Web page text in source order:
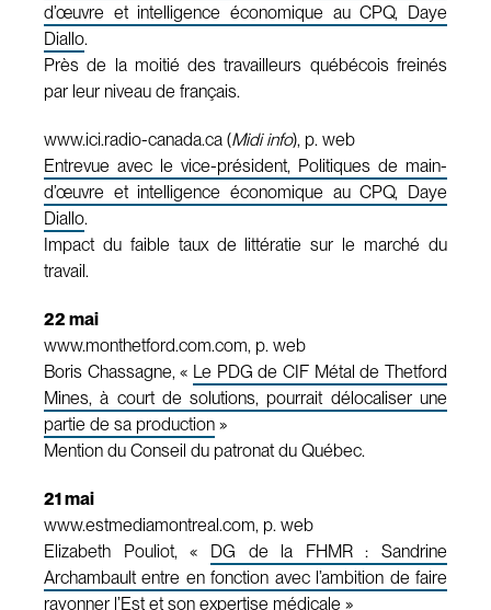
d’œuvre et intelligence économique au CPQ, Daye
Diallo.
Près de la moitié des travailleurs québécois freinés
par leur niveau de français.
www.ici.radio-canada.ca (Midi info), p. web
Entrevue avec le vice-président, Politiques de main-
d’œuvre et intelligence économique au CPQ, Daye
Diallo.
Impact du faible taux de littératie sur le marché du
travail.
22 mai
www.monthetford.com.com, p. web
Boris Chassagne, « Le PDG de CIF Métal de Thetford
Mines, à court de solutions, pourrait délocaliser une
partie de sa production »
Mention du Conseil du patronat du Québec.
21 mai
www.estmediamontreal.com, p. web
Elizabeth Pouliot, « DG de la FHMR : Sandrine
Archambault entre en fonction avec l’ambition de faire
rayonner l’Est et son expertise médicale »